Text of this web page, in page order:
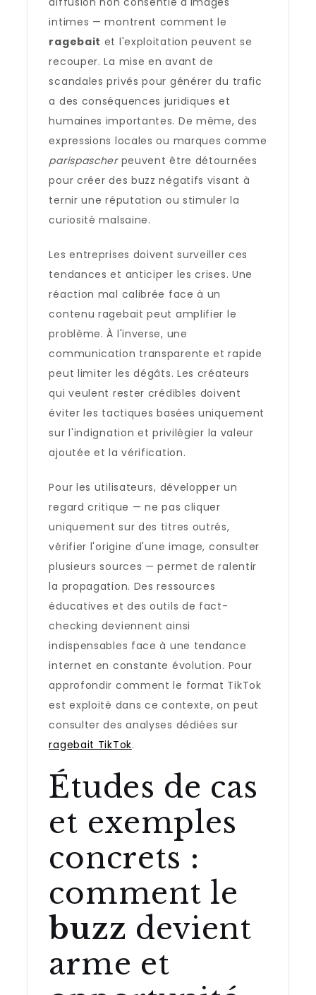
intimes — montrent comment le
ragebait et l'exploitation peuvent se
recouper. La mise en avant de
scandales privés pour générer du trafic
a des conséquences juridiques et
humaines importantes. De même, des
expressions locales ou marques comme
parispascherpeuvent être détournées
pour créer des buzz négatifs visant à
ternir une réputation ou stimuler la
curiosité malsaine.
Les entreprises doivent surveiller ces
tendances et anticiper les crises. Une
réaction mal calibrée face à un
contenu ragebait peut amplifier le
problème. À l'inverse, une
communication transparente et rapide
peut limiter les dégâts. Les créateurs
qui veulent rester crédibles doivent
éviter les tactiques basées uniquement
sur l'indignation et privilégier la valeur
ajoutée et la vérification.
Pour les utilisateurs, développer un
regard critique — ne pas cliquer
uniquement sur des titres outrés,
vérifier l'origine d'une image, consulter
plusieurs sources — permet de ralentir
la propagation. Des ressources
éducatives et des outils de fact-
checking deviennent ainsi
indispensables face à une tendance
internet en constante évolution. Pour
approfondir comment le format TikTok
est exploité dans ce contexte, on peut
consulter des analyses dédiées sur
ragebait TikTok.
Études de cas
et exemples
concrets :
comment le
buzz devient
arme et